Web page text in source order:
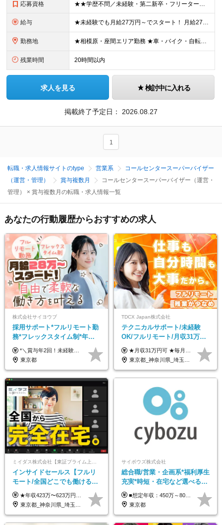
応募資格 ★★学歴不問／未経験・第二新卒・フリーター歓迎★★ 今回の応募に必要なスキルは「誰かの話を聞ける」ことだけ◎ 前職経験は一切不問のため、 気になった方は今すぐご応募ください！ 契約の更新 有 更新
給与 ★未経験でも月給27万円～でスタート！ 月給27万円～＋賞与年2回＋残業代全額支給＋各種手当 ※試用期間3カ月（試用期間中の給与・待遇に差異はございません）
勤務地 ★相模原・座間エリア勤務 ★車・バイク・自転車通勤OK！ └駐車場・駐輪場完備で安心♪ 【相模物流センター】 神奈川県座間市広野台2-10-7 プロロジスパーク座間I内2F (変更の範囲)上記を除
残業時間 20時間以内
求人を見る 検討中に入れる
掲載終了予定日： 2026.08.27
1
転職・求人情報サイトのtype 営業系
コールセンタースーパーバイザー
（運営・管理）
賞与複数月
コールセンタースーパーバイザー（運営・
管理） × 賞与複数月の転職・求人情報一覧
あなたの行動履歴からおすすめの求人
株式会社サイヨウブ
採用サポート*フルリモート勤
務*フレックスタイム制*年休
120日*土日祝休み*残業ほぼな
し*育児中社員8割以上
*＼賞与年2回！未経験から月給28万円スタート／* ◆月給28万～40万円＋賞与年2回＋各種インセンティブ ※経験・スキルを考慮の上、決定します ※試用期間6ヶ月間あり（期間中は月給26万円～になります。その他待遇等に差異はありません） ※月給には月35時間分の固定残業代含む（月5万4800円/超過分別途支給） ※ほとんどのメンバーが残業ゼロです！フレックスタイム制のため、自分の生活に合わせて調整できます。 ＼希望性で土曜日出勤あり／ お客様より「土曜日に応募者の対応をしてほしい」という ご要望を受けた際に、応募者対応⇒求職者との メッセージのやり取りなど、対応が発生する場合があります。 ※土曜日に出勤いただく場合は ・2時間稼働：4500円 ・4時間稼働：9000円 の給与が発生。勤務時間が4時間超えることは原則ありません。 短期間で高い給与をGETできるチャンスです♪
東京都
TDCX Japan株式会社
テクニカルサポート/未経験
OK/フルリモート/月収31万円
可/月最大3万のインセンティ
ブ支給/平均年齢33歳
★月収31万円可 ★毎月「最大3万円」のインセンティブあり 月給266,228円～＋スキル手当（15,000円）＋インセンティブ（月最大3万円） ※月給例（月額最大額）：281,228 円＋残業代発生分 インセンティブを最大まで取得できた場合は、月額最大額：311,228円＋残業代発生分 となります ※経験・スキルなどを考慮し決定します ※残業代は1分単位で支給 ※試用期間3ヵ月あり（契約社員期間も給与・待遇に変更なし） ※インセンティブは効率性、顧客満足、勤怠状況等の結果により毎月金額が決定されます。 ＼”頑張り”はインセンティブで還元！／ 入社3ヶ月目から、目標数字やKPI、勤怠状況、お客様アンケートなどをもとに評価をスタート。 最短4ヶ月目にはインセンティブの支給も可能です！
東京都_神奈川県_埼玉県_千葉県_大阪府_愛知県_北海道_青森県_岩手県_宮城県_秋田県_山形県_福島県_茨城県_栃木県_群馬県_新潟県_山梨県_長野県_富山県_石川県_福井県_静岡県_岐阜県_三重県_兵庫県_京都府_滋賀県_奈良県_和歌山県_広島県_岡山県_鳥取県_島根県_山口県_徳島県_香川県_愛媛県_高知県_福岡県_熊本県_佐賀県_長崎県_大分県_宮崎県_鹿児島県_沖縄県
インサイドセールス【フルリ
モート/全国どこでも働ける】
未経験OK*土日祝休み*残業少
なめ*在宅勤務手当あり
★年収423万〜623万円のモデルあり（想定時間外手当10時間分含む） ★半年に一度ドカンと支給のボーナスあり（半年に1度最大150万円） 月給25万円〜＋各種手当＋インセンティブ ＊リモートワーク手当（4000円/月） ＊リモートワーク一時金（1万5000円） ＊残業手当全額支給 ※経験・スキルにより月給を決定します ※試用期間：2ヵ月あり。期間中の雇用形態・給与・待遇に変更はありません 《頑張りはインセンティブとして還元！》 当社は5段階の評価制度を導入。 半期に1回の評価で最高ランク（5点）を獲得したメンバーには、 150万円のインセンティブを支給！ これが半年に一度のインセンティブとして支給されるため、 成果を出した分だけまとまった収入を得られる仕組みです。 【固定残業代について】 なし（残業代は、実際の労働時間に応じて別途全額支給）
東京都_神奈川県_埼玉県_千葉県_大阪府_愛知県_北海道_青森県_岩手県_宮城県_秋田県_山形県_福島県_茨城県_栃木県_群馬県_新潟県_山梨県_長野県_富山県_石川県_福井県_静岡県_岐阜県_三重県_兵庫県_京都府_滋賀県_奈良県_和歌山県_広島県_岡山県_鳥取県_島根県_山口県_徳島県_香川県_愛媛県_高知県_福岡県_熊本県_佐賀県_長崎県_大分県_宮崎県_鹿児島県_沖縄県
サイボウズ株式会社
総合職/営業・企画系*福利厚生
充実*時短・在宅など選べる働
き方*賞与年2回
■想定年収：450万～800万円（基本給12ヶ月分＋賞与2ヶ月分） ※上記想定年収はフルタイムの働き方を想定しています。 それ以外の働き方（勤務日数、時短、固定残業時間数の変更など）の場合 上記想定年収の支給を確約するものではありません ※賞与は全社の業績に応じて変動の可能性があります ※ご経験・スキルを考慮のうえ、当社規定により優遇します （試用期間3ヶ月有/給与・待遇に差異なし） ■昇給年1回 ■賞与年2回（2月・8月）
東京都